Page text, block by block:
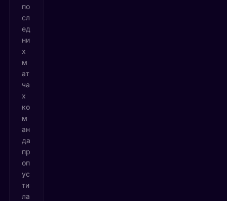
по
сл
ед
ни
х
м
ат
ча
х
ко
м
ан
да
пр
оп
ус
ти
ла